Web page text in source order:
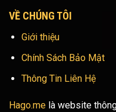
VỀ CHÚNG TÔI
Giới thiệu
Chính Sách Bảo Mật
Thông Tin Liên Hệ
Hago.me là website